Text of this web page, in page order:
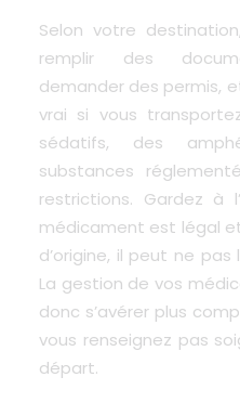
Selon votre
remplir des
demander des permis,
vrai si vous
sédatifs, des
substances
restrictions. Gardez à
médicament est légal
d’origine, il peut ne pas
La gestion de vos
donc s’avérer plus
vous renseignez pas
départ.